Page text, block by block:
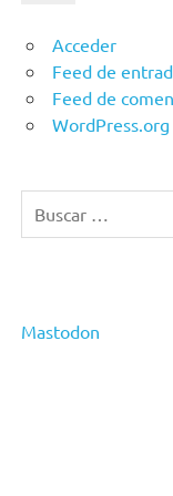
Acceder
Feed de
Feed de
WordPress.org
Mastodon